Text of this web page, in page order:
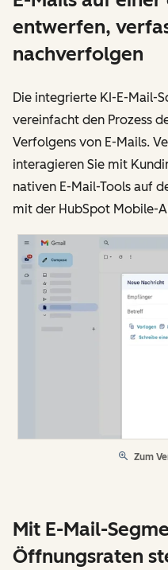
entwerfen,
nachverfolgen
Die integrierte KI-E-Mail-
vereinfacht den Prozess
Verfolgens von E-Mails.
interagieren Sie mit
nativen E-Mail-Tools auf
mit der HubSpot Mobile-
Zum
Mit E-Mail-
Öffnungsraten